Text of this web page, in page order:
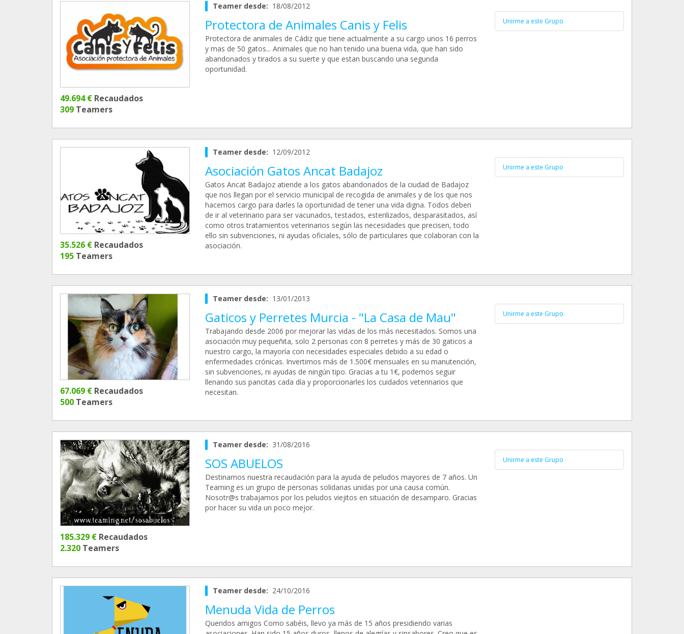
49.694 € Recaudados
309 Teamers
Teamer desde: 18/08/2012
Protectora de Animales Canis y Felis
Protectora de animales de Cádiz que tiene actualmente a su cargo unos 16 perros
y mas de 50 gatos... Animales que no han tenido una buena vida, que han sido
abandonados y tirados a su suerte y que estan buscando una segunda
oportunidad.
Unirme a este Grupo
35.526 € Recaudados
195 Teamers
Teamer desde: 12/09/2012
Asociación Gatos Ancat Badajoz
Gatos Ancat Badajoz atiende a los gatos abandonados de la ciudad de Badajoz
que nos llegan por el servicio municipal de recogida de animales y de los que nos
hacemos cargo para darles la oportunidad de tener una vida digna. Todos deben
de ir al veterinario para ser vacunados, testados, esterilizados, desparasitados, así
como otros tratamientos veterinarios según las necesidades que precisen, todo
ello sin subvenciones, ni ayudas oficiales, sólo de particulares que colaboran con la
asociación.
Unirme a este Grupo
67.069 € Recaudados
500 Teamers
Teamer desde: 13/01/2013
Gaticos y Perretes Murcia - "La Casa de Mau"
Trabajando desde 2006 por mejorar las vidas de los más necesitados. Somos una
asociación muy pequeñita, solo 2 personas con 8 perretes y más de 30 gaticos a
nuestro cargo, la mayoría con necesidades especiales debido a su edad o
enfermedades crónicas. Invertimos más de 1.500€ mensuales en su manutención,
sin subvenciones, ni ayudas de ningún tipo. Gracias a tu 1€, podemos seguir
llenando sus pancitas cada día y proporcionarles los cuidados veterinarios que
necesitan.
Unirme a este Grupo
185.329 € Recaudados
2.320 Teamers
Teamer desde: 31/08/2016
SOS ABUELOS
Destinamos nuestra recaudación para la ayuda de peludos mayores de 7 años. Un
Teaming es un grupo de personas solidarias unidas por una causa común.
Nosotr@s trabajamos por los peludos viejitos en situación de desamparo. Gracias
por hacer su vida un poco mejor.
Unirme a este Grupo
Teamer desde: 24/10/2016
Menuda Vida de Perros
Queridos amigos Como sabéis, llevo ya más de 15 años presidiendo varias